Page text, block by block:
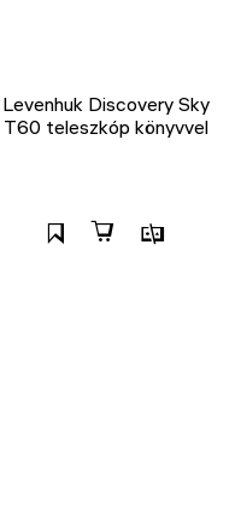
Levenhuk Discovery Sky
T60 teleszkóp könyvvel